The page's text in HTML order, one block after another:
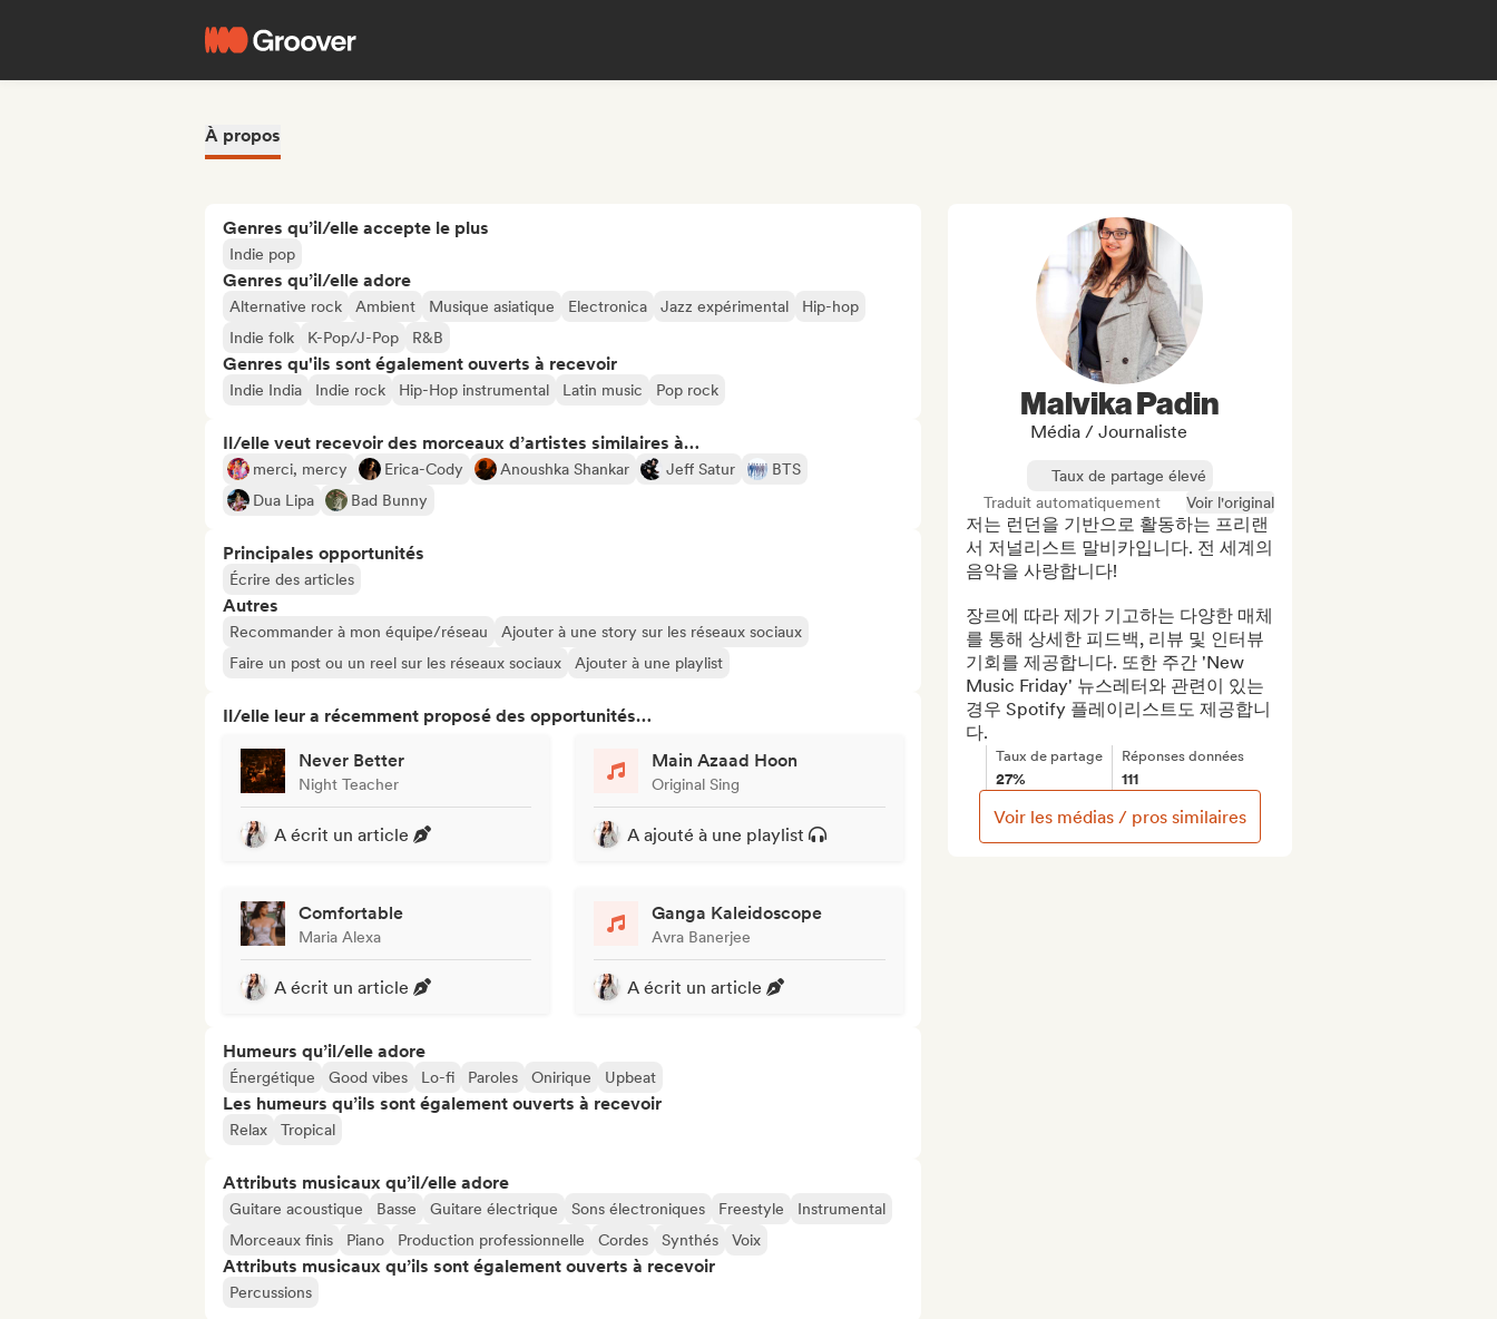
À propos
Genres qu’il/elle accepte le plus
Indie pop
Genres qu’il/elle adore
Alternative rock Ambient Musique asiatique Electronica Jazz expérimental
Hip-hop
Indie folk
K-Pop/J-Pop R&B
Genres qu'ils sont également ouverts à recevoir
Indie India Indie rock Hip-Hop instrumental Latin music Pop rock
Il/elle veut recevoir des morceaux d’artistes similaires à…
merci, mercy Erica-Cody Anoushka Shankar Jeff Satur
BTS
Dua Lipa
Bad Bunny
Principales opportunités
Écrire des articles
Autres
Recommander à mon équipe/réseau
Ajouter à une story sur les réseaux sociaux
Faire un post ou un reel sur les réseaux sociaux
Ajouter à une playlist
Il/elle leur a récemment proposé des opportunités…
Never Better
Night Teacher
A écrit un article
Main Azaad Hoon
Original Sing
A ajouté à une playlist
Comfortable
Maria Alexa
A écrit un article
Ganga Kaleidoscope
Avra Banerjee
A écrit un article
Humeurs qu’il/elle adore
Énergétique Good vibes Lo-fi Paroles Onirique Upbeat
Les humeurs qu’ils sont également ouverts à recevoir
Relax Tropical
Attributs musicaux qu’il/elle adore
Guitare acoustique Basse Guitare électrique Sons électroniques Freestyle
Instrumental
Morceaux finis
Piano Production professionnelle Cordes Synthés Voix
Attributs musicaux qu’ils sont également ouverts à recevoir
Percussions
Malvika Padin
Média / Journaliste
Taux de partage élevé
Traduit automatiquement
Voir l'original
저는 런던을 기반으로 활동하는 프리랜
서 저널리스트 말비카입니다. 전 세계의
음악을 사랑합니다!
장르에 따라 제가 기고하는 다양한 매체
를 통해 상세한 피드백, 리뷰 및 인터뷰
기회를 제공합니다. 또한 주간 'New
Music Friday' 뉴스레터와 관련이 있는
경우 Spotify 플레이리스트도 제공합니
다.
Taux de partage
27%
Réponses données
111
Voir les médias / pros similaires